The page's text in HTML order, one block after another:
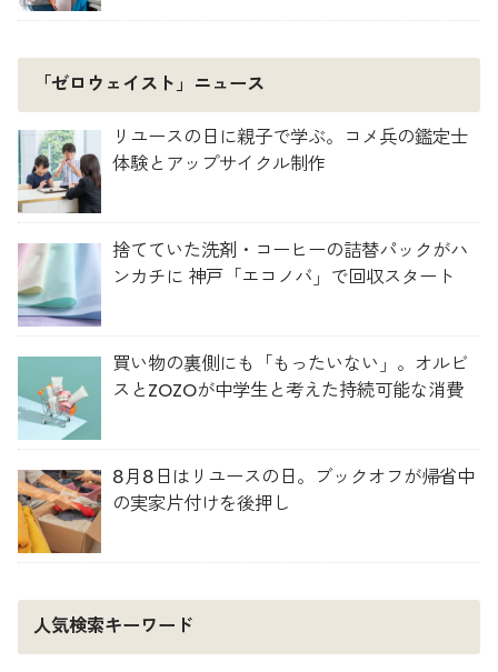
「ゼロウェイスト」ニュース
リユースの日に親子で学ぶ。コメ兵の鑑定士
体験とアップサイクル制作
捨てていた洗剤・コーヒーの詰替パックがハ
ンカチに 神戸「エコノバ」で回収スタート
買い物の裏側にも「もったいない」。オルビ
スとZOZOが中学生と考えた持続可能な消費
8月8日はリユースの日。ブックオフが帰省中
の実家片付けを後押し
人気検索キーワード